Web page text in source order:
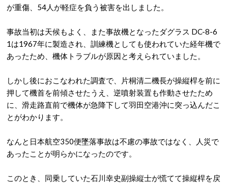
が重傷、54人が軽症を負う被害を出しました。
事故当初は天候もよく、また事故機となったダグラス DC-8-6
1は1967年に製造され、訓練機としても使われていた経年機で
あったため、機体トラブルが原因と考えられていました。
しかし後におこなわれた調査で、片桐清二機長が操縦桿を前に
押して機首を前傾させたうえ、逆噴射装置も作動させたため
に、滑走路直前で機体が急降下して羽田空港沖に突っ込んだこ
とがわかります。
なんと日本航空350便墜落事故は不慮の事故ではなく、人災で
あったことが明らかになったのです。
このとき、同乗していた石川幸史副操縦士が慌てて操縦桿を戻